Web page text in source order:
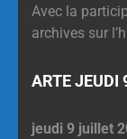
Avec la
archives sur
ARTE JEUDI
jeudi 9 juillet